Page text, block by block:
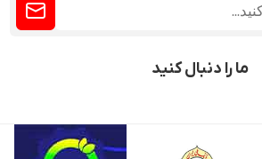
ما را دنبال کنید